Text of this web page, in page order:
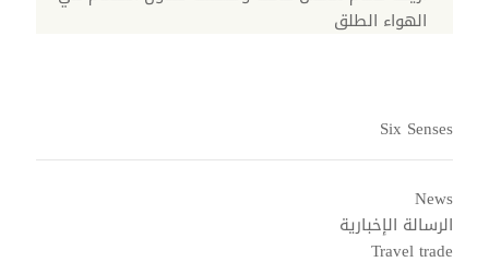
الهواء الطلق
Six Senses
News
الرسالة الإخبارية
Travel trade